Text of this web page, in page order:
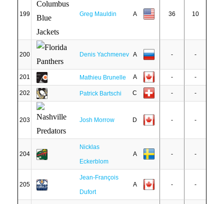
199 Greg Mauldin A 36 10
200 Denis Yachmenev A - -
201 Mathieu Brunelle A - -
202 Patrick Bartschi C - -
203 Josh Morrow D - -
204
Nicklas
Eckerblom
A - -
205
Jean-François
Dufort
A - -